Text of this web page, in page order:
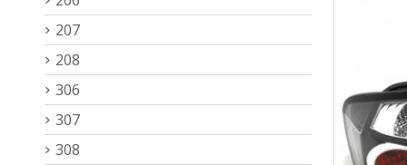
207
208
306
307
308